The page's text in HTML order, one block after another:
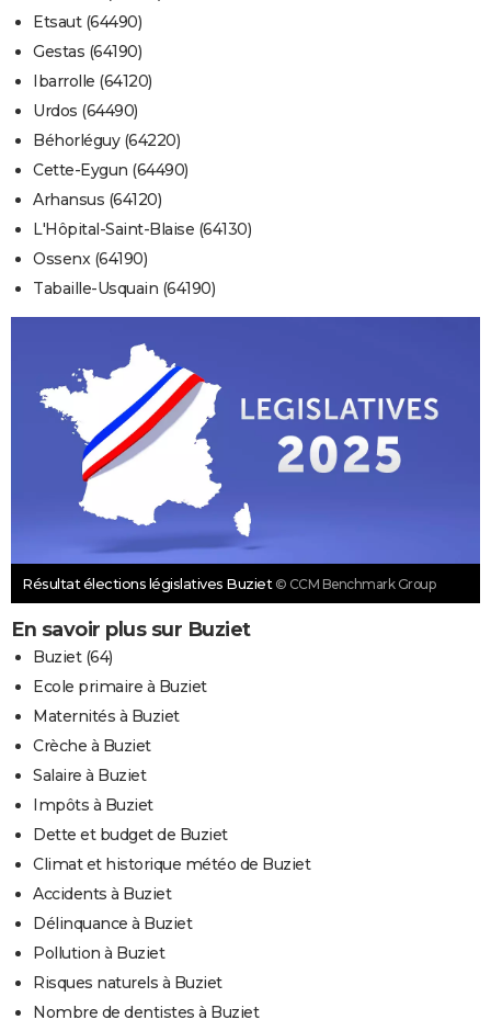
Etsaut (64490)
Gestas (64190)
Ibarrolle (64120)
Urdos (64490)
Béhorléguy (64220)
Cette-Eygun (64490)
Arhansus (64120)
L'Hôpital-Saint-Blaise (64130)
Ossenx (64190)
Tabaille-Usquain (64190)
Résultat élections législatives Buziet © CCM Benchmark Group
En savoir plus sur Buziet
Buziet (64)
Ecole primaire à Buziet
Maternités à Buziet
Crèche à Buziet
Salaire à Buziet
Impôts à Buziet
Dette et budget de Buziet
Climat et historique météo de Buziet
Accidents à Buziet
Délinquance à Buziet
Pollution à Buziet
Risques naturels à Buziet
Nombre de dentistes à Buziet